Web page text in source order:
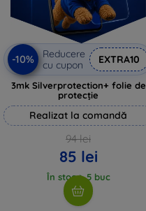
-10%
Reducere
cu cupon
EXTRA10
3mk Silverprotection+ folie de
protecție
Realizat la comandă
94 lei
85 lei
În stoc > 5 buc